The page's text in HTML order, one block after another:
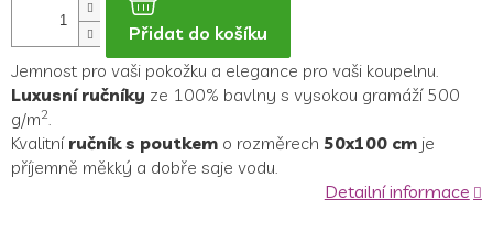
Přidat do košíku
Jemnost pro vaši pokožku a elegance pro vaši koupelnu.
Luxusní ručníky ze 100% bavlny s vysokou gramáží 500
g/m2
Kvalitní ručník s poutkem o rozměrech 50x100 cm je
příjemně měkký a dobře saje vodu.
Detailní informace